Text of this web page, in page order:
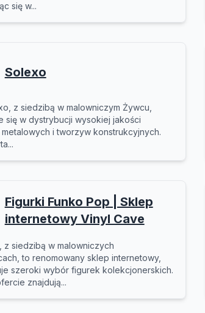
się w...
Solexo
z siedzibą w malowniczym Żywcu,
się w dystrybucji wysokiej jakości
metalowych i tworzyw konstrukcyjnych.
Figurki Funko Pop | Sklep
internetowy Vinyl Cave
z siedzibą w malowniczych
to renomowany sklep internetowy,
szeroki wybór figurek kolekcjonerskich.
znajdują...